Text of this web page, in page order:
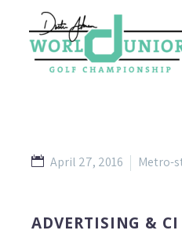
April 27, 2016 Metro-
ADVERTISING & CI